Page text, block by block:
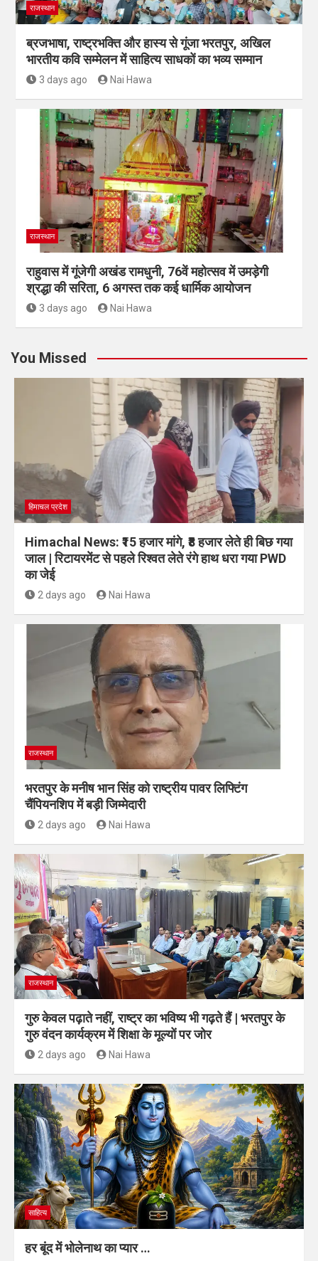
राजस्थान
ब्रजभाषा, राष्ट्रभक्ति और हास्य से गूंजा भरतपुर, अखिल
भारतीय कवि सम्मेलन में साहित्य साधकों का भव्य सम्मान
3 days ago Nai Hawa
राजस्थान
राहुवास में गूंजेगी अखंड रामधुनी, 76वें महोत्सव में उमड़ेगी
श्रद्धा की सरिता, 6 अगस्त तक कई धार्मिक आयोजन
3 days ago Nai Hawa
You Missed
हिमाचल प्रदेश
Himachal News: ₹15 हजार मांगे, ₹8 हजार लेते ही बिछ गया
जाल | रिटायरमेंट से पहले रिश्वत लेते रंगे हाथ धरा गया PWD
का जेई
2 days ago Nai Hawa
राजस्थान
भरतपुर के मनीष भान सिंह को राष्ट्रीय पावर लिफ्टिंग
चैंपियनशिप में बड़ी जिम्मेदारी
2 days ago Nai Hawa
राजस्थान
गुरु केवल पढ़ाते नहीं, राष्ट्र का भविष्य भी गढ़ते हैं | भरतपुर के
गुरु वंदन कार्यक्रम में शिक्षा के मूल्यों पर जोर
2 days ago Nai Hawa
साहित्य
हर बूंद में भोलेनाथ का प्यार …